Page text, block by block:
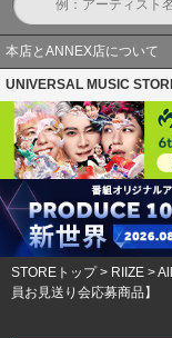
本店とANNEX店について
UNIVERSAL MUSIC
STOREトップ> RIIZE >
員お見送り会応募商品】